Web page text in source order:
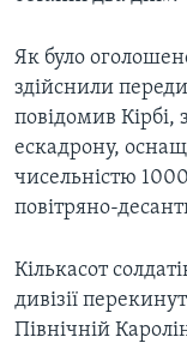
Як було
здійснили
повідомив
ескадрону,
чисельністю
повітряно-
Кількасот
дивізії
Північній